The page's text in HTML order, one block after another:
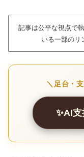
記事は公平な視点で
いる一部のリ
＼足台・
✨AI